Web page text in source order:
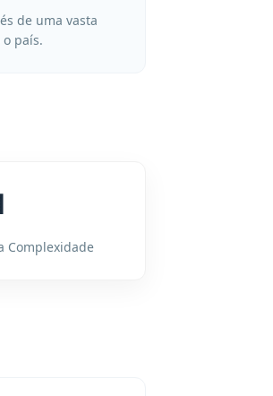
de uma vasta
país.
Complexidade